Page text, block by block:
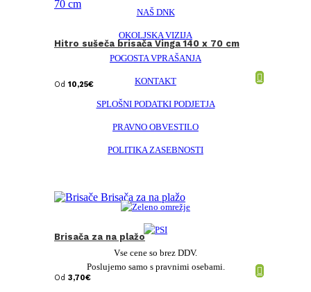
Hitro sušeča brisača Vinga 140 x 70 cm
Od 10,25€
Brisača za na plažo
Od 3,70€
NAŠ DNK
OKOLJSKA VIZIJA
POGOSTA VPRAŠANJA
KONTAKT
SPLOŠNI PODATKI PODJETJA
PRAVNO OBVESTILO
POLITIKA ZASEBNOSTI
Vse cene so brez DDV.
Poslujemo samo s pravnimi osebami.